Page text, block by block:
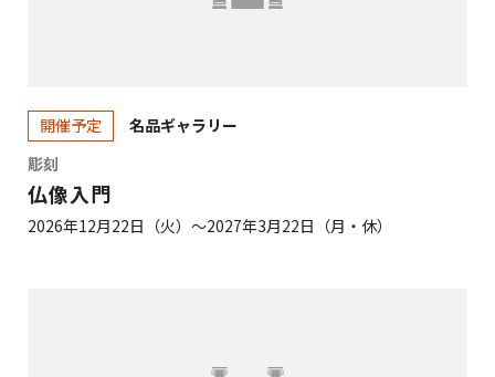
開催予定
名品ギャラリー
彫刻
仏像入門
2026年12月22日（火）～2027年3月22日（月・休）